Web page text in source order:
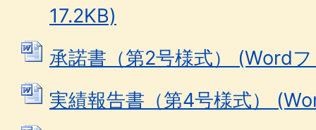
17.2KB)
承諾書（第2号様式） (Word
実績報告書（第4号様式）